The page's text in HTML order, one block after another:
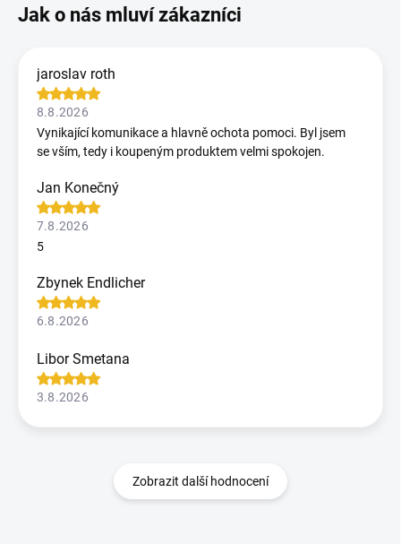
jaroslav roth
8.8.2026
Vynikající komunikace a hlavně ochota pomoci. Byl jsem
se vším, tedy i koupeným produktem velmi spokojen.
Jan Konečný
7.8.2026
5
Zbynek Endlicher
6.8.2026
Libor Smetana
3.8.2026
Zobrazit další hodnocení